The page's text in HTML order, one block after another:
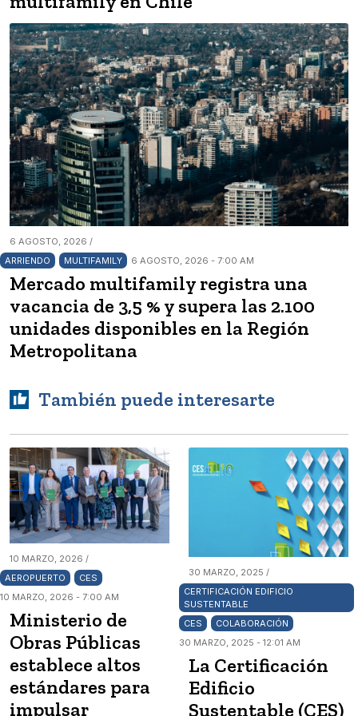
6 AGOSTO, 2026 /
ARRIENDO
MULTIFAMILY 6 AGOSTO, 2026 - 7:00 AM
Mercado multifamily registra una
vacancia de 3,5 % y supera las 2.100
unidades disponibles en la Región
Metropolitana
También puede interesarte
10 MARZO, 2026 /
AEROPUERTO
CES
10 MARZO, 2026 - 7:00 AM
Ministerio de
Obras Públicas
establece altos
estándares para
impulsar
30 MARZO, 2025 /
CERTIFICACIÓN EDIFICIO
SUSTENTABLE
CES
COLABORACIÓN
30 MARZO, 2025 - 12:01 AM
La Certificación
Edificio
Sustentable (CES)